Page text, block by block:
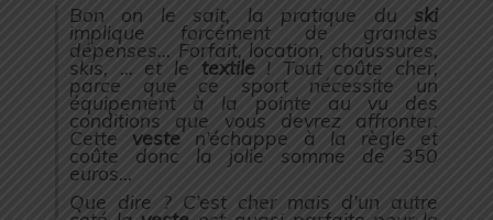
Bon on le sait, la pratique du ski
implique forcément de grandes
dépenses… Forfait, location, chaussures,
skis, … et le textile! Tout coûte cher,
parce que ce sport nécessite un
équipement à la pointe au vu des
conditions que vous devrez affronter.
Cettevesten’échappe à la règle et
coûte donc la jolie somme de 350
euros…
Que dire ? C’est cher mais d’un autre